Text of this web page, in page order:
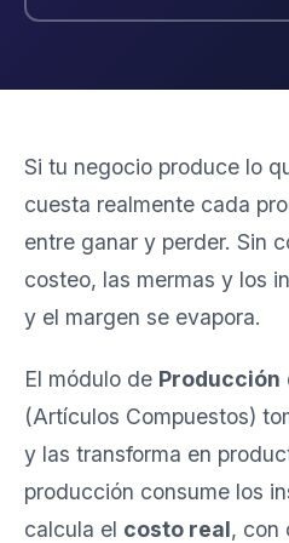
Si tu negocio produce lo
cuesta realmente cada
entre ganar y perder. Sin
costeo, las mermas y los
y el margen se evapora.
El módulo de Producción
(Artículos Compuestos)
y las transforma en
producción consume los
calcula el costo real, con